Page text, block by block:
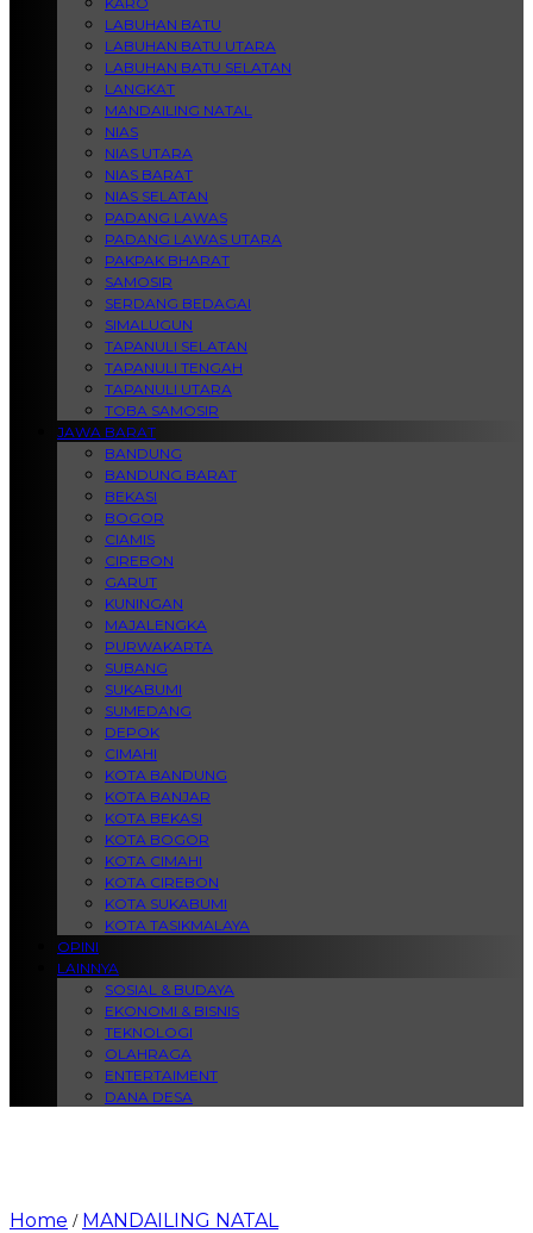
LABUHAN BATU
LABUHAN BATU UTARA
LABUHAN BATU SELATAN
LANGKAT
MANDAILING NATAL
NIAS
NIAS UTARA
NIAS BARAT
NIAS SELATAN
PADANG LAWAS
PADANG LAWAS UTARA
PAKPAK BHARAT
SAMOSIR
SERDANG BEDAGAI
SIMALUGUN
TAPANULI SELATAN
TAPANULI TENGAH
TAPANULI UTARA
TOBA SAMOSIR
JAWA BARAT
BANDUNG
BANDUNG BARAT
BEKASI
BOGOR
CIAMIS
CIREBON
GARUT
KUNINGAN
MAJALENGKA
PURWAKARTA
SUBANG
SUKABUMI
SUMEDANG
DEPOK
CIMAHI
KOTA BANDUNG
KOTA BANJAR
KOTA BEKASI
KOTA BOGOR
KOTA CIMAHI
KOTA CIREBON
KOTA SUKABUMI
KOTA TASIKMALAYA
OPINI
LAINNYA
SOSIAL & BUDAYA
EKONOMI & BISNIS
TEKNOLOGI
OLAHRAGA
ENTERTAIMENT
DANA DESA
Home / MANDAILING NATAL